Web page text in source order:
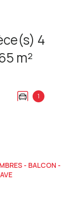
chambre(s) 127.65 m²
1
- BALCON -